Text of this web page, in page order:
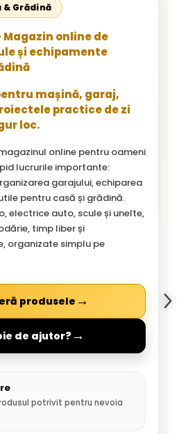
& Grădină
online de
și echipamente
mașină, garaj,
practice de zi
loc.
online pentru oameni
lucrurile importante:
garajului, echiparea
pentru casă și grădină.
electrice auto, scule și unelte,
timp liber și
organizate simplu pe
produsele →
de ajutor? →
potrivit pentru nevoia